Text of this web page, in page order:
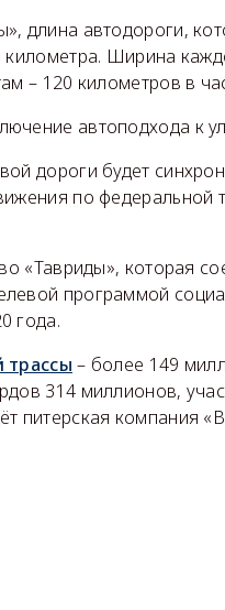
длина автодороги,
Ширина
– 120 километров в
автоподхода к
дороги будет
по федеральной
«Тавриды», которая
программой
года.
трассы – более 149
314 миллионов,
питерская компания